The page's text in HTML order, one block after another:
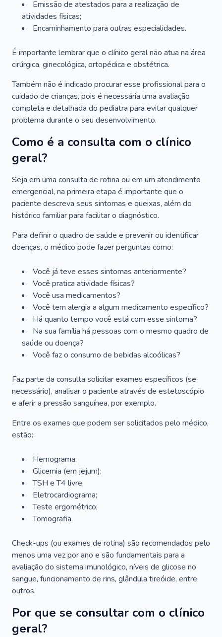
Emissão de atestados para a realização de
atividades físicas;
Encaminhamento para outras especialidades.
É importante lembrar que o clínico geral não atua na área
cirúrgica, ginecológica, ortopédica e obstétrica.
Também não é indicado procurar esse profissional para o
cuidado de crianças, pois é necessária uma avaliação
completa e detalhada do pediatra para evitar qualquer
problema durante o seu desenvolvimento.
Como é a consulta com o clínico
geral?
Seja em uma consulta de rotina ou em um atendimento
emergencial, na primeira etapa é importante que o
paciente descreva seus sintomas e queixas, além do
histórico familiar para facilitar o diagnóstico.
Para definir o quadro de saúde e prevenir ou identificar
doenças, o médico pode fazer perguntas como:
Você já teve esses sintomas anteriormente?
Você pratica atividade físicas?
Você usa medicamentos?
Você tem alergia a algum medicamento específico?
Há quanto tempo você está com esse sintoma?
Na sua família há pessoas com o mesmo quadro de
saúde ou doença?
Você faz o consumo de bebidas alcoólicas?
Faz parte da consulta solicitar exames específicos (se
necessário), analisar o paciente através de estetoscópio
e aferir a pressão sanguínea, por exemplo.
Entre os exames que podem ser solicitados pelo médico,
estão:
Hemograma;
Glicemia (em jejum);
TSH e T4 livre;
Eletrocardiograma;
Teste ergométrico;
Tomografia.
Check-ups (ou exames de rotina) são recomendados pelo
menos uma vez por ano e são fundamentais para a
avaliação do sistema imunológico, níveis de glicose no
sangue, funcionamento de rins, glândula tireóide, entre
outros.
Por que se consultar com o clínico
geral?